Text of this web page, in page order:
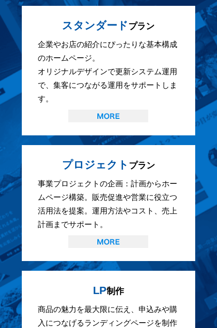
スタンダードプラン
企業やお店の紹介にぴったりな基本構成
のホームページ。
オリジナルデザインで更新システム運用
で、集客につながる運用をサポートしま
す。
プロジェクト プラン
事業プロジェクトの企画：計画からホー
ムページ構築。販売促進や営業に役立つ
活用法を提案。運用方法やコスト、売上
計画までサポート。
LP制作
商品の魅力を最大限に伝え、申込みや購
入につなげるランディングページを制作